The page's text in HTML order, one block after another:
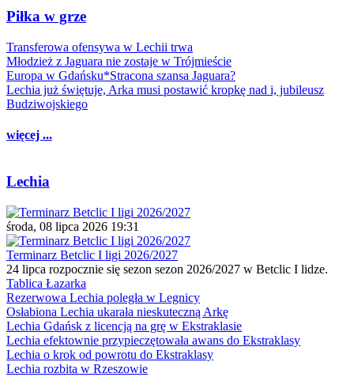
Piłka w grze
Transferowa ofensywa w Lechii trwa
Młodzież z Jaguara nie zostaje w Trójmieście
Europa w Gdańsku*Stracona szansa Jaguara?
Lechia już świętuje, Arka musi postawić kropkę nad i, jubileusz
Budziwojskiego
więcej ...
Lechia
środa, 08 lipca 2026 19:31
Terminarz Betclic I ligi 2026/2027
24 lipca rozpocznie się sezon sezon 2026/2027 w Betclic I lidze.
Tablica Łazarka
Rezerwowa Lechia poległa w Legnicy
Osłabiona Lechia ukarała nieskuteczną Arkę
Lechia Gdańsk z licencją na grę w Ekstraklasie
Lechia efektownie przypieczętowała awans do Ekstraklasy
Lechia o krok od powrotu do Ekstraklasy
Lechia rozbita w Rzeszowie